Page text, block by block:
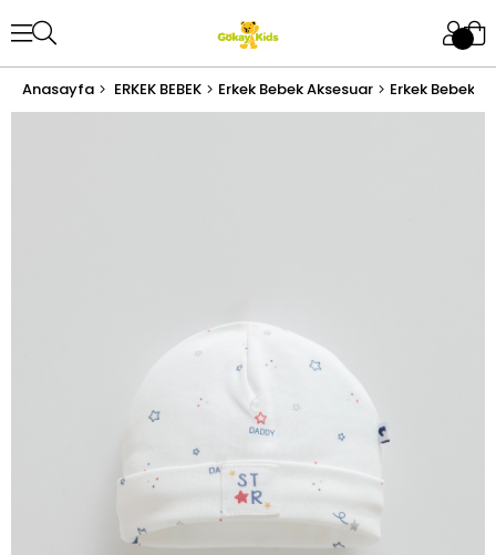
Anasayfa ERKEK BEBEK Erkek Bebek Aksesuar Erkek Bebek